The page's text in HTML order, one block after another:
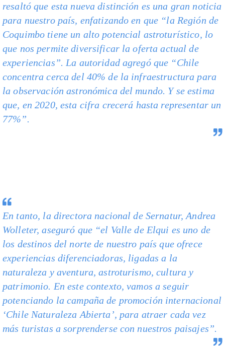
resaltó que esta nueva distinción es una gran noticia
para nuestro país, enfatizando en que “la Región de
Coquimbo tiene un alto potencial astroturístico, lo
que nos permite diversificar la oferta actual de
experiencias”. La autoridad agregó que “Chile
concentra cerca del 40% de la infraestructura para
la observación astronómica del mundo. Y se estima
que, en 2020, esta cifra crecerá hasta representar un
77%”.
En tanto, la directora nacional de Sernatur, Andrea
Wolleter, aseguró que “el Valle de Elqui es uno de
los destinos del norte de nuestro país que ofrece
experiencias diferenciadoras, ligadas a la
naturaleza y aventura, astroturismo, cultura y
patrimonio. En este contexto, vamos a seguir
potenciando la campaña de promoción internacional
‘Chile Naturaleza Abierta’, para atraer cada vez
más turistas a sorprenderse con nuestros paisajes”.